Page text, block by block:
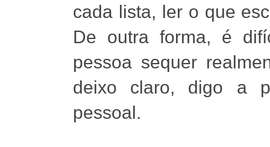
cada lista, ler o que
De outra forma, é
pessoa sequer
deixo claro, digo a
pessoal.